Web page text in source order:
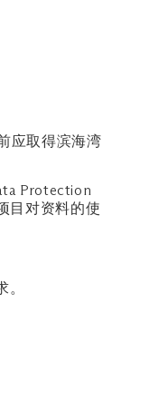
应取得滨海湾
Protection
目对资料的使
。